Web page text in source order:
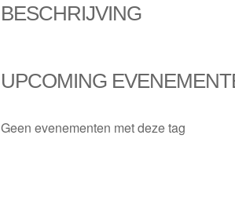
BESCHRIJVING
UPCOMING
Geen evenementen met deze tag